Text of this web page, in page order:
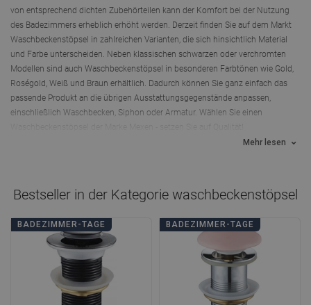
von entsprechend dichten Zubehörteilen kann der Komfort bei der Nutzung
des Badezimmers erheblich erhöht werden. Derzeit finden Sie auf dem Markt
Waschbeckenstöpsel in zahlreichen Varianten, die sich hinsichtlich Material
und Farbe unterscheiden. Neben klassischen schwarzen oder verchromten
Modellen sind auch Waschbeckenstöpsel in besonderen Farbtönen wie Gold,
Roségold, Weiß und Braun erhältlich. Dadurch können Sie ganz einfach das
passende Produkt an die übrigen Ausstattungsgegenstände anpassen,
einschließlich Waschbecken, Siphon oder Armatur. Wählen Sie einen
Mehr lesen
Bestseller in der Kategorie waschbeckenstöpsel
BADEZIMMER-TAGE BADEZIMMER-TAGE